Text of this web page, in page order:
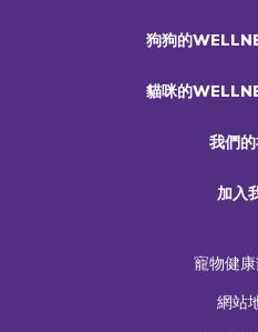
狗狗的
貓咪的
我們
加入
寵物健
網站